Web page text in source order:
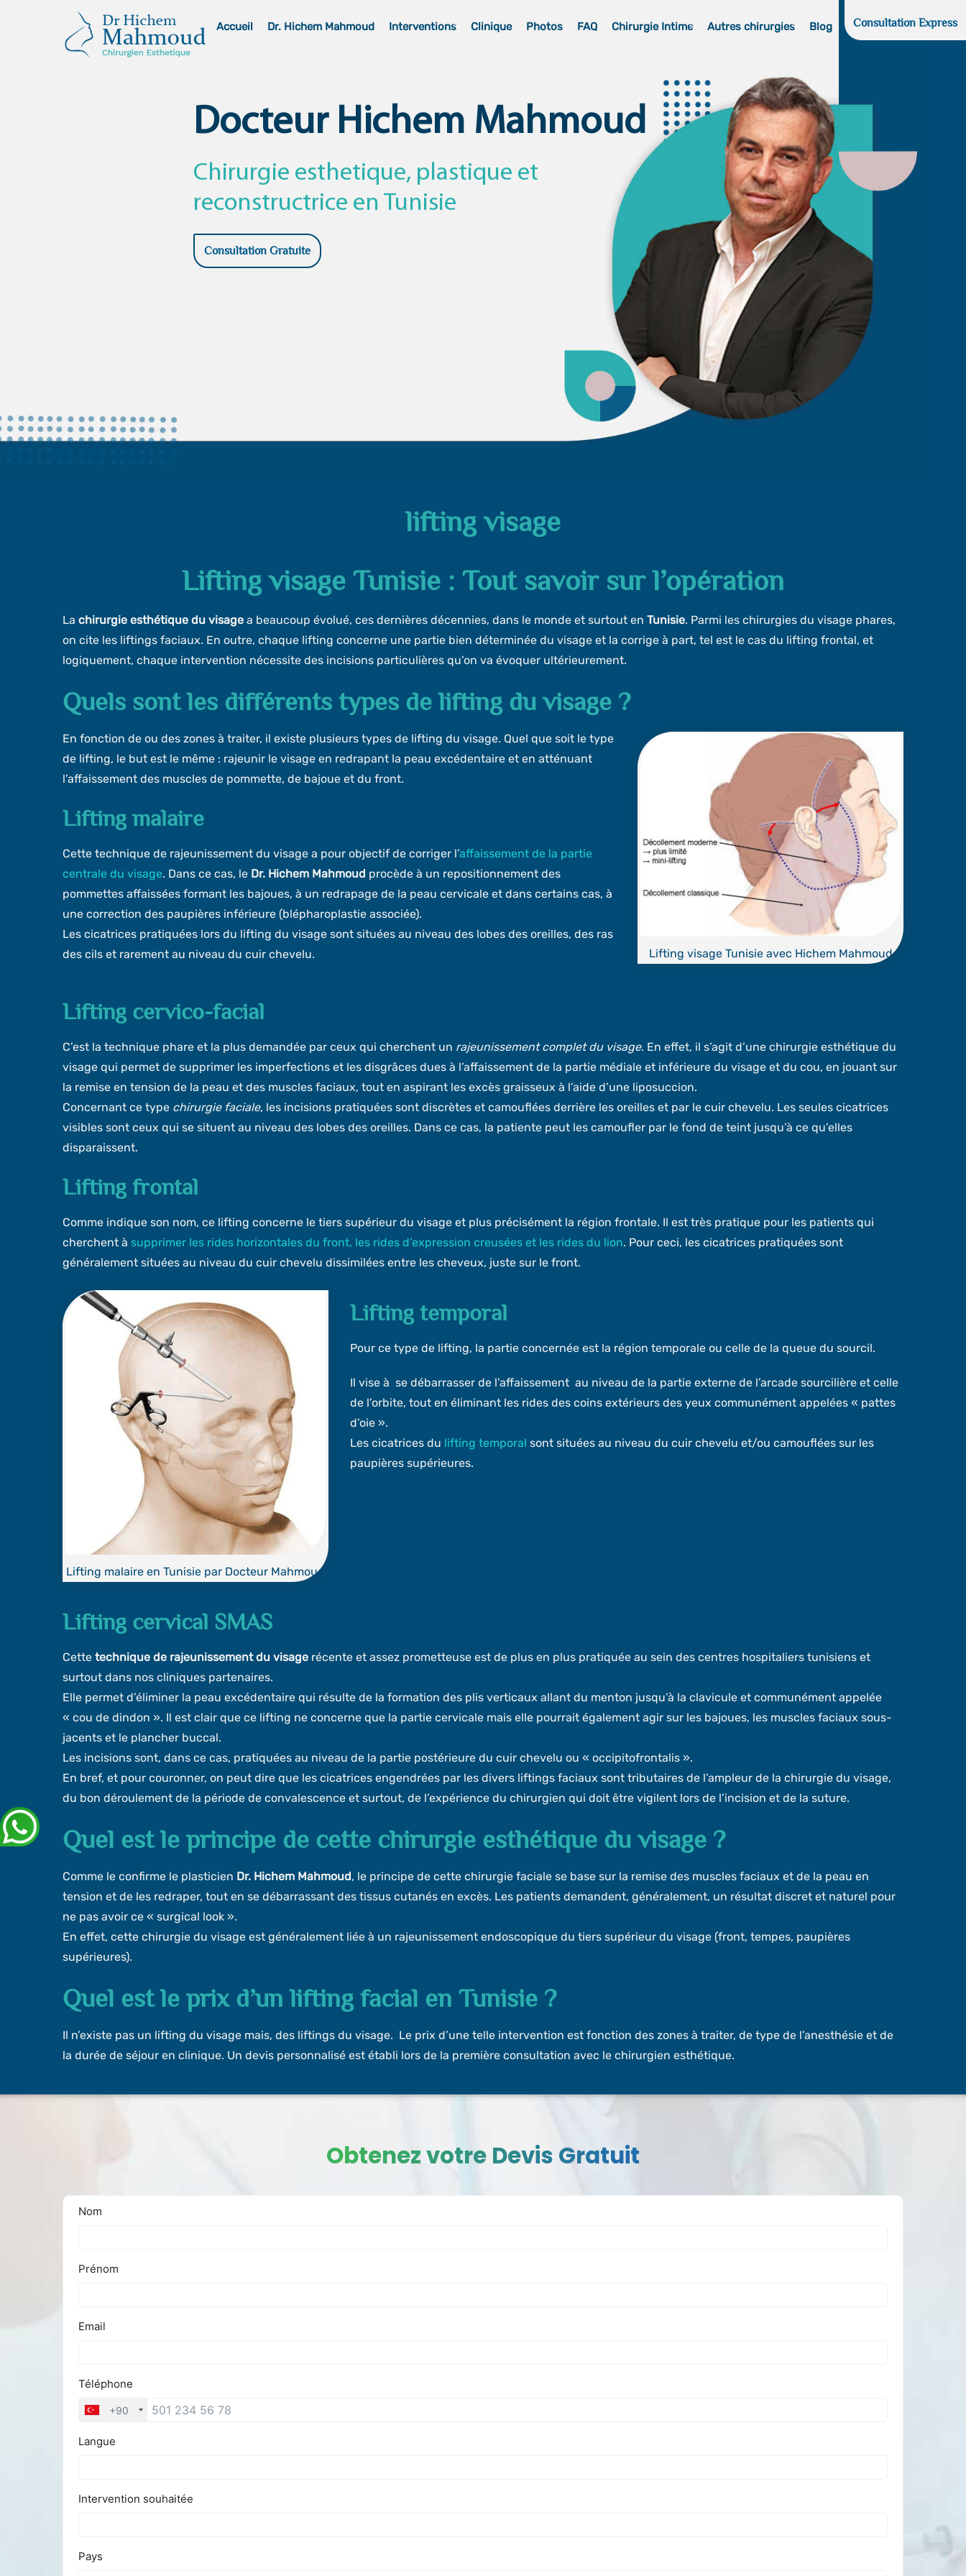
Accueil Dr. Hichem Mahmoud Interventions Clinique Photos FAQ Chirurgie Intime Autres chirurgies Blog Consultation Express
Docteur Hichem Mahmoud
Chirurgie esthetique, plastique et
reconstructrice en Tunisie
Consultation Gratuite
lifting visage
Lifting visage Tunisie : Tout savoir sur l’opération
La chirurgie esthétique du visage a beaucoup évolué, ces dernières décennies, dans le monde et surtout en Tunisie. Parmi les chirurgies du visage phares,
on cite les liftings faciaux. En outre, chaque lifting concerne une partie bien déterminée du visage et la corrige à part, tel est le cas du lifting frontal, et
logiquement, chaque intervention nécessite des incisions particulières qu’on va évoquer ultérieurement.
Quels sont les différents types de lifting du visage ?
En fonction de ou des zones à traiter, il existe plusieurs types de lifting du visage. Quel que soit le type
de lifting, le but est le même : rajeunir le visage en redrapant la peau excédentaire et en atténuant
l’affaissement des muscles de pommette, de bajoue et du front.
Lifting malaire
Cette technique de rajeunissement du visage a pour objectif de corriger l’affaissement de la partie
centrale du visage. Dans ce cas, le Dr. Hichem Mahmoud procède à un repositionnement des
pommettes affaissées formant les bajoues, à un redrapage de la peau cervicale et dans certains cas, à
une correction des paupières inférieure (blépharoplastie associée).
Les cicatrices pratiquées lors du lifting du visage sont situées au niveau des lobes des oreilles, des ras
des cils et rarement au niveau du cuir chevelu.
Lifting visage Tunisie avec Hichem Mahmoud
Lifting cervico-facial
C’est la technique phare et la plus demandée par ceux qui cherchent un rajeunissement complet du visage. En effet, il s’agit d’une chirurgie esthétique du
visage qui permet de supprimer les imperfections et les disgrâces dues à l’affaissement de la partie médiale et inférieure du visage et du cou, en jouant sur
la remise en tension de la peau et des muscles faciaux, tout en aspirant les excès graisseux à l’aide d’une liposuccion.
Concernant ce type chirurgie faciale, les incisions pratiquées sont discrètes et camouflées derrière les oreilles et par le cuir chevelu. Les seules cicatrices
visibles sont ceux qui se situent au niveau des lobes des oreilles. Dans ce cas, la patiente peut les camoufler par le fond de teint jusqu’à ce qu’elles
disparaissent.
Lifting frontal
Comme indique son nom, ce lifting concerne le tiers supérieur du visage et plus précisément la région frontale. Il est très pratique pour les patients qui
cherchent à supprimer les rides horizontales du front, les rides d’expression creusées et les rides du lion. Pour ceci, les cicatrices pratiquées sont
généralement situées au niveau du cuir chevelu dissimilées entre les cheveux, juste sur le front.
Lifting malaire en Tunisie par Docteur Mahmoud
Lifting temporal
Pour ce type de lifting, la partie concernée est la région temporale ou celle de la queue du sourcil.
Il vise à se débarrasser de l’affaissement au niveau de la partie externe de l’arcade sourcilière et celle
de l’orbite, tout en éliminant les rides des coins extérieurs des yeux communément appelées « pattes
d’oie ».
Les cicatrices du lifting temporal sont situées au niveau du cuir chevelu et/ou camouflées sur les
paupières supérieures.
Lifting cervical SMAS
Cette technique de rajeunissement du visage récente et assez prometteuse est de plus en plus pratiquée au sein des centres hospitaliers tunisiens et
surtout dans nos cliniques partenaires.
Elle permet d’éliminer la peau excédentaire qui résulte de la formation des plis verticaux allant du menton jusqu’à la clavicule et communément appelée
« cou de dindon ». Il est clair que ce lifting ne concerne que la partie cervicale mais elle pourrait également agir sur les bajoues, les muscles faciaux sous-
jacents et le plancher buccal.
Les incisions sont, dans ce cas, pratiquées au niveau de la partie postérieure du cuir chevelu ou « occipitofrontalis ».
En bref, et pour couronner, on peut dire que les cicatrices engendrées par les divers liftings faciaux sont tributaires de l’ampleur de la chirurgie du visage,
du bon déroulement de la période de convalescence et surtout, de l’expérience du chirurgien qui doit être vigilent lors de l’incision et de la suture.
Quel est le principe de cette chirurgie esthétique du visage ?
Comme le confirme le plasticien Dr. Hichem Mahmoud, le principe de cette chirurgie faciale se base sur la remise des muscles faciaux et de la peau en
tension et de les redraper, tout en se débarrassant des tissus cutanés en excès. Les patients demandent, généralement, un résultat discret et naturel pour
ne pas avoir ce « surgical look ».
En effet, cette chirurgie du visage est généralement liée à un rajeunissement endoscopique du tiers supérieur du visage (front, tempes, paupières
supérieures).
Quel est le prix d’un lifting facial en Tunisie ?
Il n’existe pas un lifting du visage mais, des liftings du visage. Le prix d’une telle intervention est fonction des zones à traiter, de type de l’anesthésie et de
la durée de séjour en clinique. Un devis personnalisé est établi lors de la première consultation avec le chirurgien esthétique.
Obtenez votre Devis Gratuit